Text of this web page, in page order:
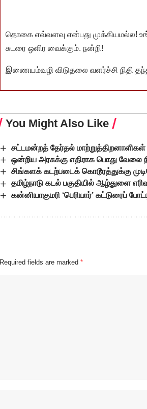
தொகை எவ்வளவு என்பது முக்கியமல்ல!
சுடரை ஒளிர வைக்கும். நன்றி!
இணையம்வழி விடுதலை வளர்ச்சி நிதி
You Might Also Like
சட்டமன்றத் தேர்தல் மாற்றுத்திறனாளிகள்
ஒன்றிய அரசுக்கு எதிராக பொது
சிங்களக் கடற்படைக் கொடூரத்துக்கு
தமிழ்நாடு கடல் பகுதியில் ஆழ்துளை
கன்னியாகுமரி ‘பெரியார்’ கட்டுரைப்
Required fields are marked *